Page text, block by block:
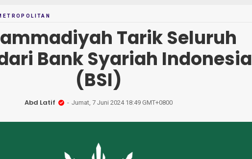
Tarik Seluruh
Bank Syariah Indonesia
(BSI)
Abd Latif Jumat, 7 Juni 2024 18:49 GMT+0800